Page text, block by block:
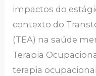
impactos do
contexto do
(TEA) na saúde
Terapia
terapia